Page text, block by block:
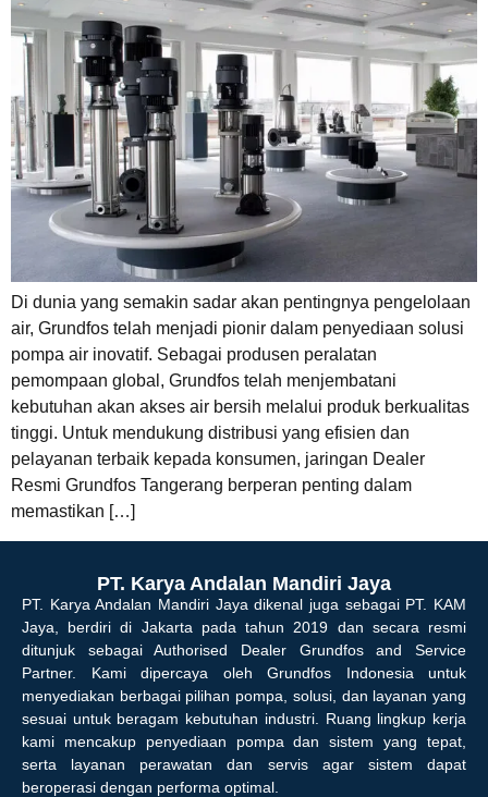
Di dunia yang semakin sadar akan pentingnya pengelolaan
air, Grundfos telah menjadi pionir dalam penyediaan solusi
pompa air inovatif. Sebagai produsen peralatan
pemompaan global, Grundfos telah menjembatani
kebutuhan akan akses air bersih melalui produk berkualitas
tinggi. Untuk mendukung distribusi yang efisien dan
pelayanan terbaik kepada konsumen, jaringan Dealer
Resmi Grundfos Tangerang berperan penting dalam
memastikan […]
PT. Karya Andalan Mandiri Jaya
PT. Karya Andalan Mandiri Jaya dikenal juga sebagai PT. KAM
Jaya, berdiri di Jakarta pada tahun 2019 dan secara resmi
ditunjuk sebagai Authorised Dealer Grundfos and Service
Partner. Kami dipercaya oleh Grundfos Indonesia untuk
menyediakan berbagai pilihan pompa, solusi, dan layanan yang
sesuai untuk beragam kebutuhan industri. Ruang lingkup kerja
kami mencakup penyediaan pompa dan sistem yang tepat,
serta layanan perawatan dan servis agar sistem dapat
beroperasi dengan performa optimal.